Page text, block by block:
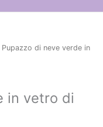
Pupazzo di neve verde in
in vetro di